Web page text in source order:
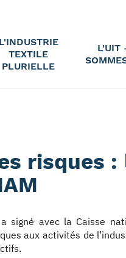
L'INDUSTRIE
TEXTILE
PLURIELLE
L'UIT
risques :
signé avec la Caisse
aux activités de